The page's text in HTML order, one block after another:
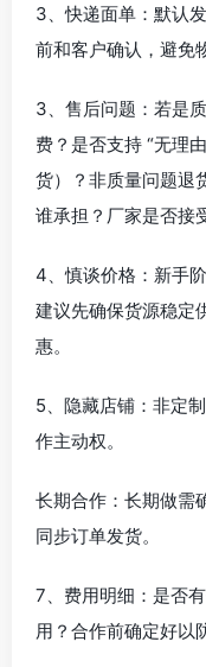
3、快递面单：默认
前和客户确认，避免
3、售后问题：若是
费？是否支持 “无理
货）？非质量问题退
谁承担？厂家是否接
4、慎谈价格：新手
建议先确保货源稳定
惠。
5、隐藏店铺：非定
作主动权。
长期合作：长期做需
同步订单发货。
7、费用明细：是否
用？合作前确定好以